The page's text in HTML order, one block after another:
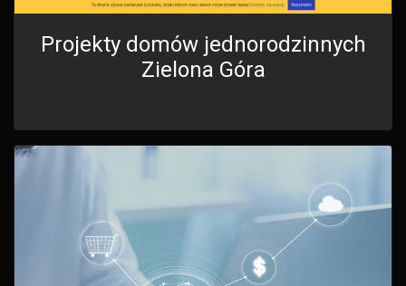
Projekty domów jednorodzinnych
Zielona Góra